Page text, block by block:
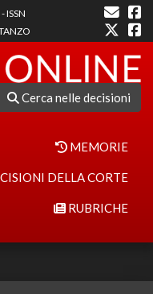
- ISSN
Cerca nelle decisioni
MEMORIE
DELLA CORTE
RUBRICHE